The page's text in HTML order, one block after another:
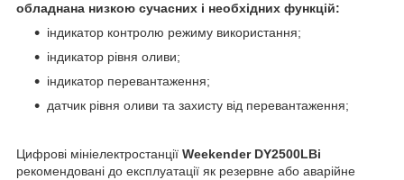
обладнана низкою сучасних і необхідних функцій:
індикатор контролю режиму використання;
індикатор рівня оливи;
індикатор перевантаження;
датчик рівня оливи та захисту від перевантаження;
Цифрові мініелектростанції Weekender DY2500LBi
рекомендовані до експлуатації як резервне або аварійне